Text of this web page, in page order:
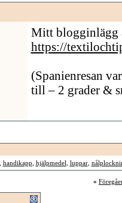
Mitt blogginlägg
https://
(Spanienresan
till – 2 grader &
handikapp hjälpmedel luppar,
«